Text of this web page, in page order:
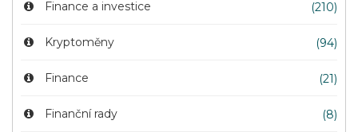
Finance a investice (210)
Kryptoměny (94)
Finance (21)
Finanční rady (8)